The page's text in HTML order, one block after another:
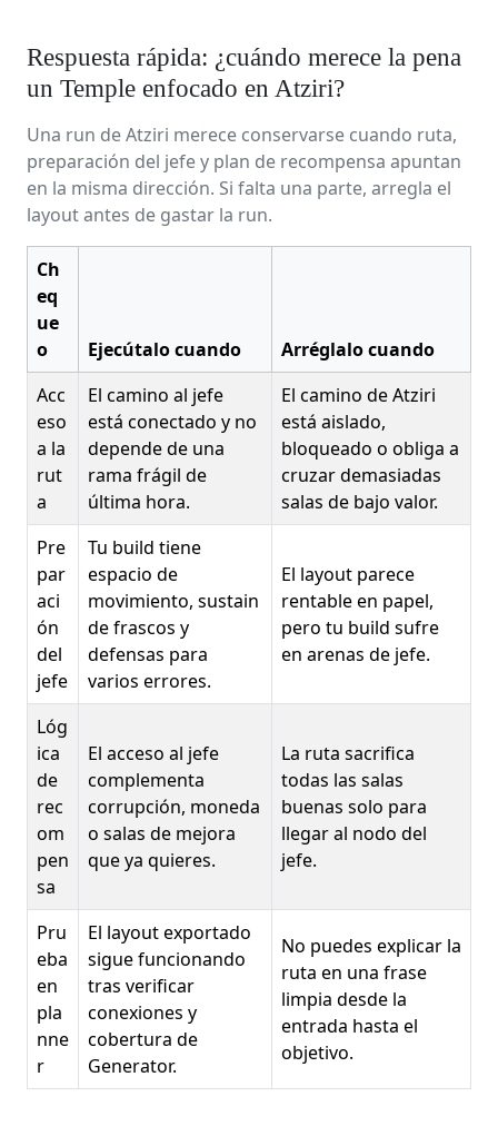
Respuesta rápida: ¿cuándo merece la pena
un Temple enfocado en Atziri?
Una run de Atziri merece conservarse cuando ruta,
preparación del jefe y plan de recompensa apuntan
en la misma dirección. Si falta una parte, arregla el
layout antes de gastar la run.
Ch
eq
ue
o
Ejecútalo cuando
Arréglalo cuando
Acc
eso
a la
rut
a
El camino al jefe
está conectado y no
depende de una
rama frágil de
última hora.
El camino de Atziri
está aislado,
bloqueado o obliga a
cruzar demasiadas
salas de bajo valor.
Pre
par
aci
ón
del
jefe
Tu build tiene
espacio de
movimiento, sustain
de frascos y
defensas para
varios errores.
El layout parece
rentable en papel,
pero tu build sufre
en arenas de jefe.
Lóg
ica
de
rec
om
pen
sa
El acceso al jefe
complementa
corrupción, moneda
o salas de mejora
que ya quieres.
La ruta sacrifica
todas las salas
buenas solo para
llegar al nodo del
jefe.
Pru
eba
en
pla
nne
r
El layout exportado
sigue funcionando
tras verificar
conexiones y
cobertura de
Generator.
No puedes explicar la
ruta en una frase
limpia desde la
entrada hasta el
objetivo.